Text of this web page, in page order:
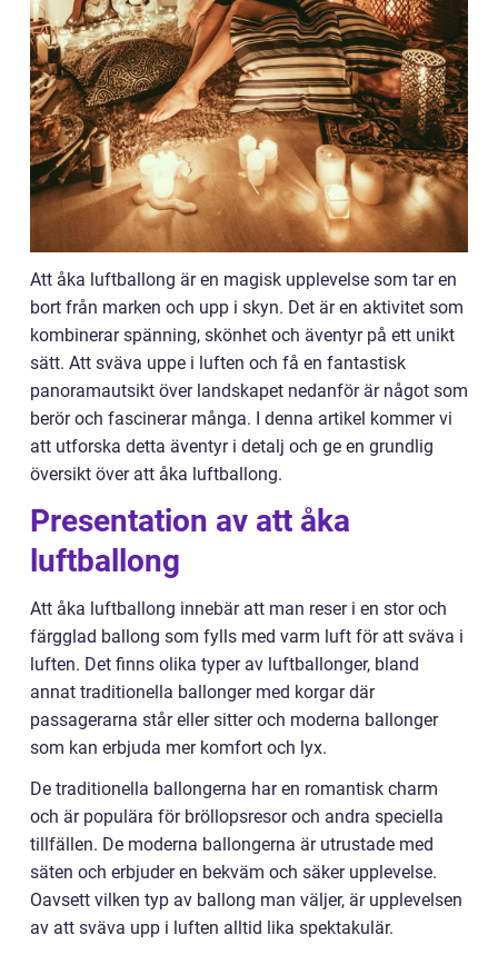
Att åka luftballong är en magisk upplevelse som tar en
bort från marken och upp i skyn. Det är en aktivitet som
kombinerar spänning, skönhet och äventyr på ett unikt
sätt. Att sväva uppe i luften och få en fantastisk
panoramautsikt över landskapet nedanför är något som
berör och fascinerar många. I denna artikel kommer vi
att utforska detta äventyr i detalj och ge en grundlig
översikt över att åka luftballong.
Presentation av att åka
luftballong
Att åka luftballong innebär att man reser i en stor och
färgglad ballong som fylls med varm luft för att sväva i
luften. Det finns olika typer av luftballonger, bland
annat traditionella ballonger med korgar där
passagerarna står eller sitter och moderna ballonger
som kan erbjuda mer komfort och lyx.
De traditionella ballongerna har en romantisk charm
och är populära för bröllopsresor och andra speciella
tillfällen. De moderna ballongerna är utrustade med
säten och erbjuder en bekväm och säker upplevelse.
Oavsett vilken typ av ballong man väljer, är upplevelsen
av att sväva upp i luften alltid lika spektakulär.